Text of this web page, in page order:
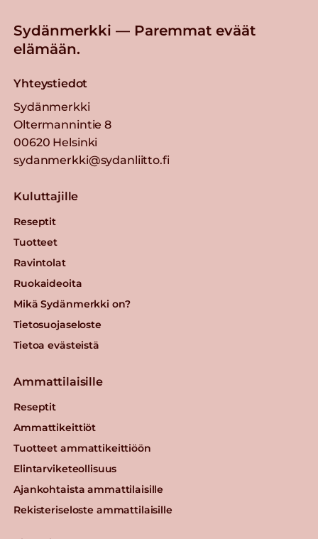
Sydänmerkki — Paremmat eväät
elämään.
Yhteystiedot
Sydänmerkki
Oltermannintie 8
00620 Helsinki
sydanmerkki@sydanliitto.fi
Kuluttajille
Reseptit
Tuotteet
Ravintolat
Ruokaideoita
Mikä Sydänmerkki on?
Tietosuojaseloste
Tietoa evästeistä
Ammattilaisille
Reseptit
Ammattikeittiöt
Tuotteet ammattikeittiöön
Elintarviketeollisuus
Ajankohtaista ammattilaisille
Rekisteriseloste ammattilaisille